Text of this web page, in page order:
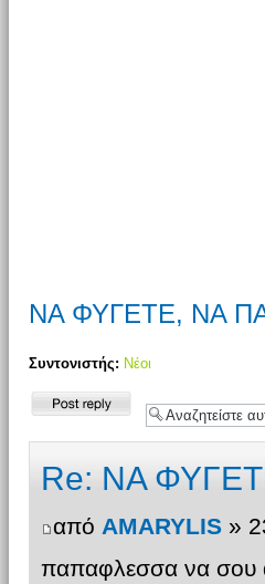
ΝΑ ΦΥΓΕΤΕ, ΝΑ
Συντονιστής: Νέοι
Δημιουργία
Re: ΝΑ
από AMARYLIS»
παπαφλεσσα να σου